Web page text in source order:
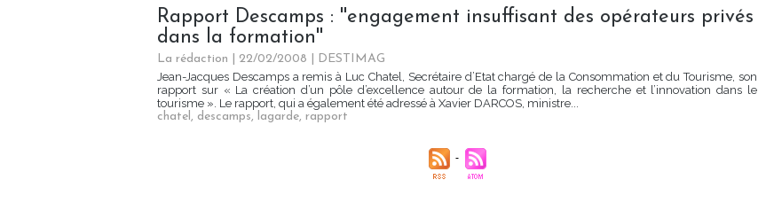
Rapport Descamps : ''engagement insuffisant des opérateurs privés
dans la formation''
La rédaction | 22/02/2008
DESTIMAG
Jean-Jacques Descamps a remis à Luc Chatel, Secrétaire d’Etat chargé de la Consommation et du Tourisme, son
rapport sur « La création d’un pôle d’excellence autour de la formation, la recherche et l’innovation dans le
tourisme ». Le rapport, qui a également été adressé à Xavier DARCOS, ministre...
chatel, descamps, lagarde, rapport